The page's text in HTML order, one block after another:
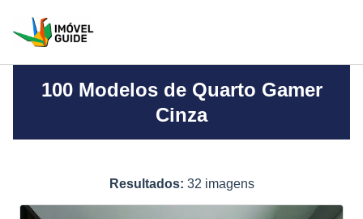
100 Modelos de Quarto Gamer
Cinza
Resultados: 32 imagens